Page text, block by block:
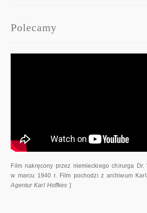
Polecamy
Film nakręcony przez niemieckiego chirurga Dr.
w marcu 1940 r. Film pochodzi z archiwum
Agentur Karl Hoffkes ]